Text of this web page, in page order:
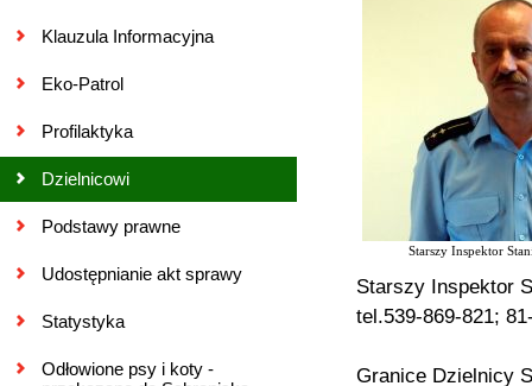
Klauzula Informacyjna
Eko-Patrol
Profilaktyka
Dzielnicowi
Podstawy prawne
Udostępnianie akt sprawy
Statystyka
Odłowione psy i koty -
Starszy Inspektor
Starszy Inspektor
tel.539-869-821;
Granice Dzielnicy